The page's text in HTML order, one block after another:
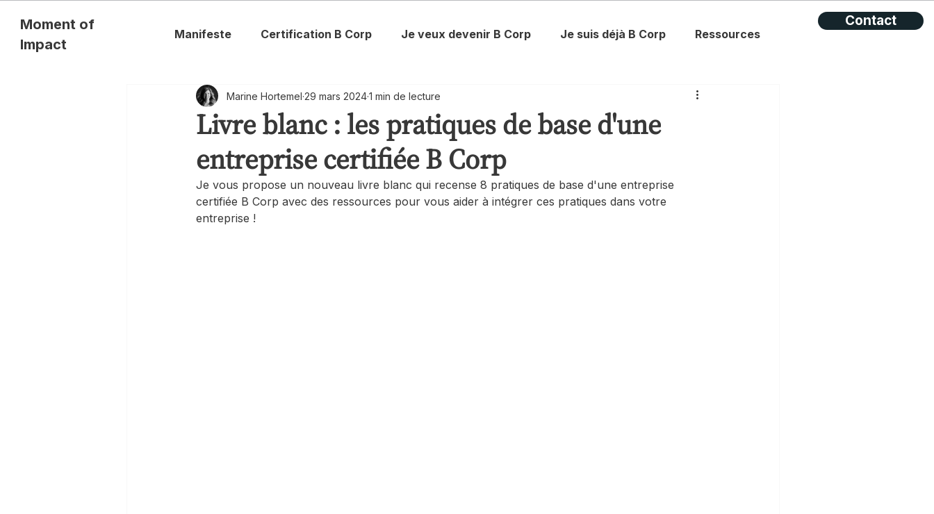
Moment of
Impact
Manifeste Certification B Corp Je veux devenir B Corp Je suis déjà B Corp Ressources
Contact
Livre blanc : les pratiques de base d'une
entreprise certifiée B Corp
Marine Hortemel 29 mars 20241 min de lecture
Je vous propose un nouveau livre blanc qui recense 8 pratiques de base d'une entreprise
certifiée B Corp avec des ressources pour vous aider à intégrer ces pratiques dans votre
entreprise !